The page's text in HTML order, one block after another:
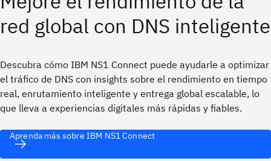
red global con DNS inteligente
Descubra cómo IBM NS1 Connect puede ayudarle a optimizar
el tráfico de DNS con insights sobre el rendimiento en tiempo
real, enrutamiento inteligente y entrega global escalable, lo
que lleva a experiencias digitales más rápidas y fiables.
Aprenda más sobre IBM NS1 Connect